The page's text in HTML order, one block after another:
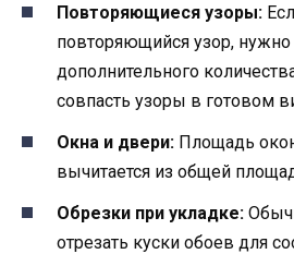
Повторяющиеся узоры:
повторяющийся узор, нужно
дополнительного
совпасть узоры в готовом
Окна и двери: Площадь
вычитается из общей
Обрезки при укладке:
отрезать куски обоев для